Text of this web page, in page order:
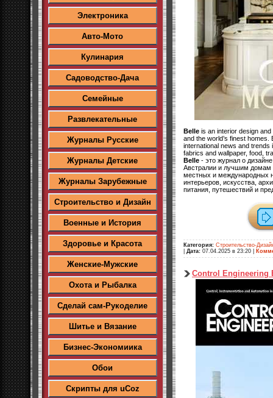
Электроника
Авто-Мото
Кулинария
Садоводство-Дача
Семейные
Развлекательные
Журналы Русские
Журналы Детские
Журналы Зарубежные
Строительство и Дизайн
Военные и История
Здоровье и Красота
Женские-Мужские
Охота и Рыбалка
Сделай сам-Рукоделие
Шитье и Вязание
Бизнес-Экономиика
Обои
Скрипты для uCoz
Belle is an interior design
and the world’s finest
international news and
fabrics and wallpaper, food,
Belle - это журнал о
Австралии и лучшим домам
местных и международных
интерьеров, искусства,
питания, путешествий и
Категория: Строительство-
Дата: 07.04.2025 в 23:20
Control Engineering